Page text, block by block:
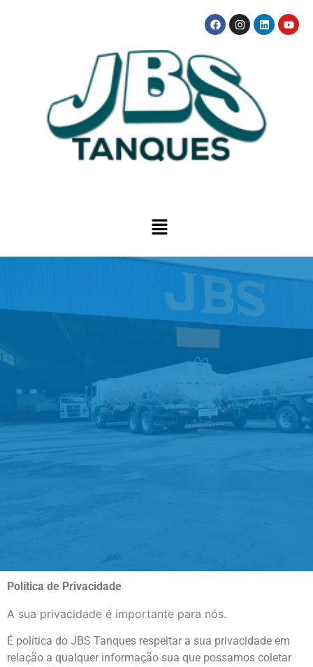
Política de Privacidade
A sua privacidade é importante para nós.
É política do JBS Tanques respeitar a sua privacidade em
relação a qualquer informação sua que possamos coletar